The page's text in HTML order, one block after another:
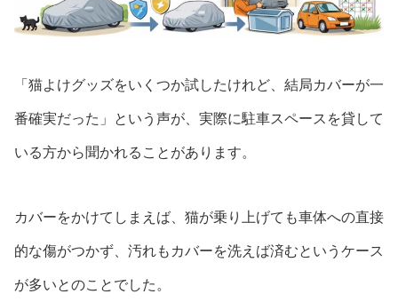
「猫よけグッズをいくつか試したけれど、結局カバーが一
番確実だった」という声が、実際に駐車スペースを貸して
いる方から聞かれることがあります。
カバーをかけてしまえば、猫が乗り上げても車体への直接
的な傷がつかず、汚れもカバーを洗えば済むというケース
が多いとのことでした。